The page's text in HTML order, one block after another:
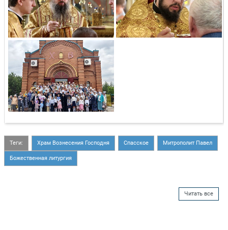
Теги: Храм Вознесения Господня Спасское Митрополит Павел
Божественная литургия
Читать все